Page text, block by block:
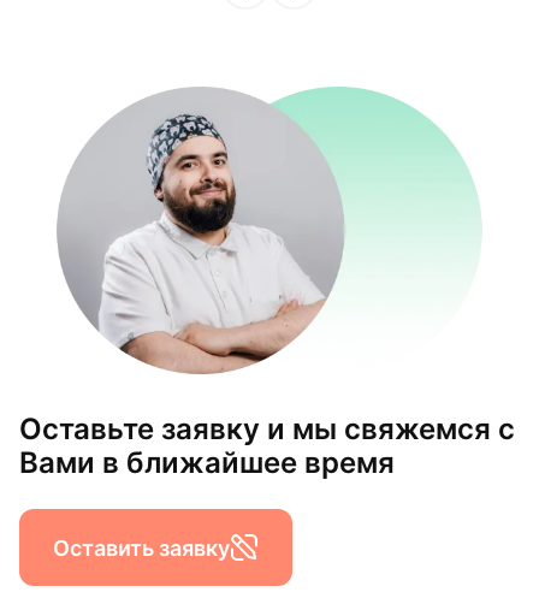
Оставьте заявку и мы свяжемся с
Вами в ближайшее время
Оставить заявку